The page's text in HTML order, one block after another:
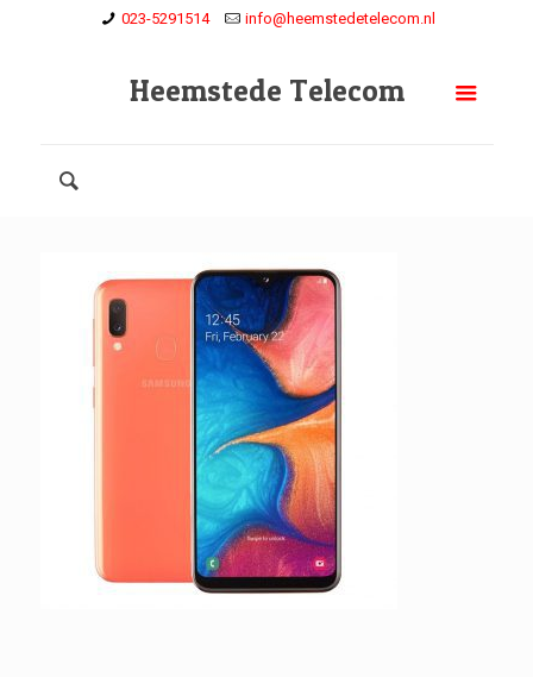
023-5291514 info@heemstedetelecom.nl
Heemstede Telecom